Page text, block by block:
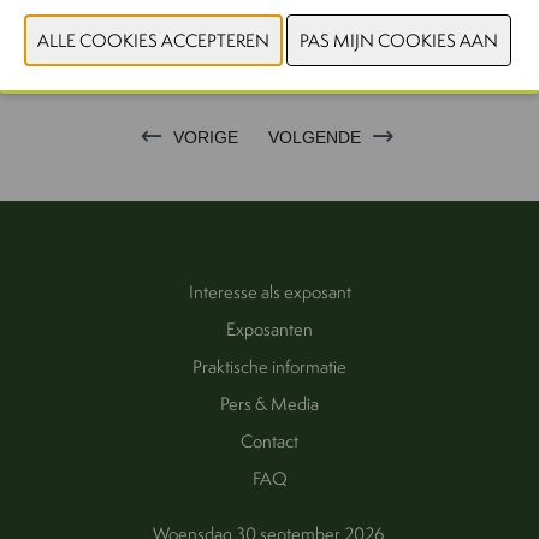
NIEUWE PRODUCTEN
VORIGE VOLGENDE
Interesse als exposant
Exposanten
Praktische informatie
Pers & Media
Contact
FAQ
Woensdag 30 september 2026